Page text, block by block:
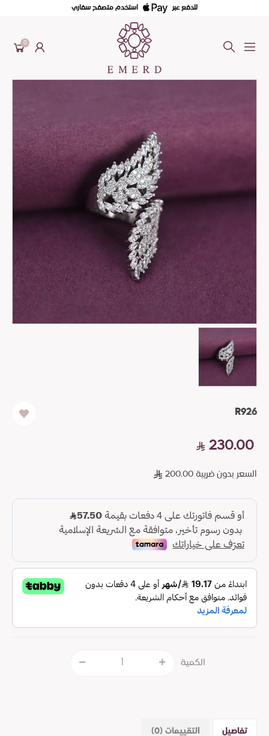
للدفع عبر استخدم متصفح سفاري
0
R926
230.00
السعر بدون ضريبة 200.00
الكمية
تفاصيل التقييمات (0)